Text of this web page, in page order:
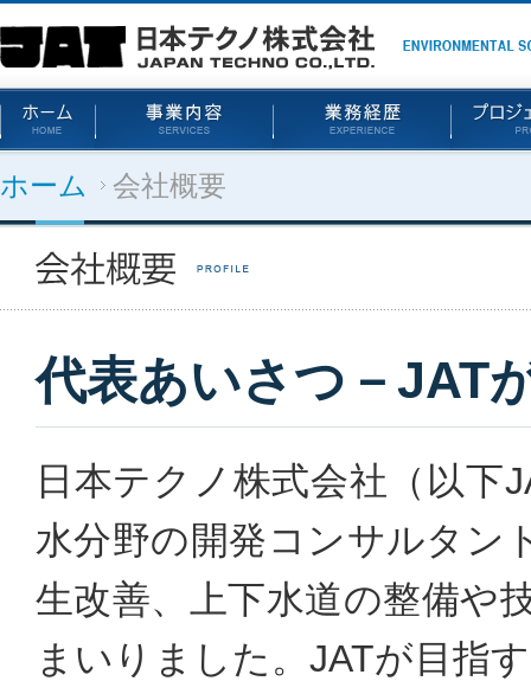
ホーム 会社概要
代表あいさつ－JAT
日本テクノ株式会社（以下
水分野の開発コンサルタン
生改善、上下水道の整備や
まいりました。JATが目指